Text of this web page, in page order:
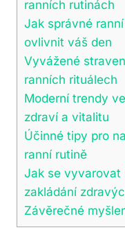
ranních rutinách
Jak správné
ovlivnit váš den
Vyvážené
ranních rituálech
Moderní trendy
zdraví a vitalitu
Účinné tipy pro
ranní rutině
Jak se vyvarovat
zakládání
Závěrečné